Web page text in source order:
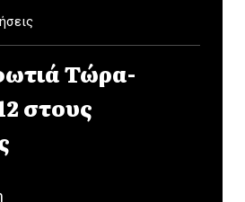
Τώρα-
στους